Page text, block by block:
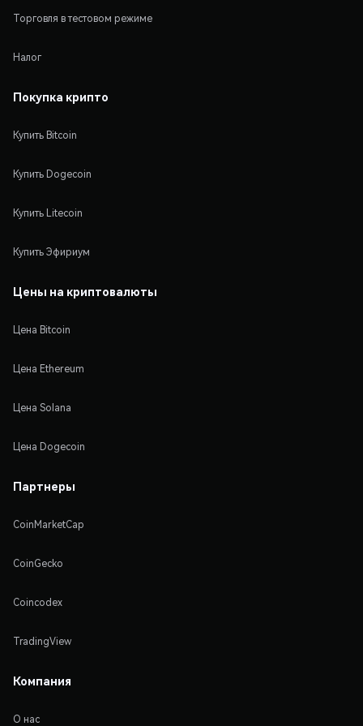
Торговля в тестовом режиме
Налог
Покупка крипто
Купить Bitcoin
Купить Dogecoin
Купить Litecoin
Купить Эфириум
Цены на криптовалюты
Цена Bitcoin
Цена Ethereum
Цена Solana
Цена Dogecoin
Партнеры
CoinMarketCap
CoinGecko
Coincodex
TradingView
Компания
О нас